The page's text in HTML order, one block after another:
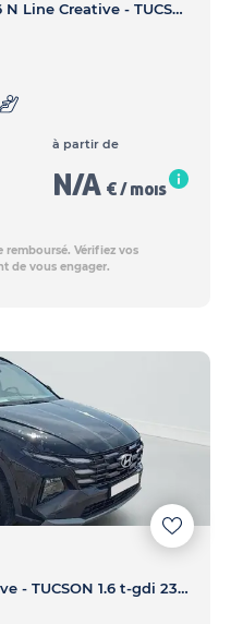
1.6 T-GDI 239 Hybrid BVA6 N Line Creative - TUCSON 1.6 T-GDI 239 Hybrid BVA6 N Line Creative
à partir de
N/A € / mois
Vérifiez vos
de vous engager.
1.6 t-gdi 239 hybrid intuitive - TUCSON 1.6 t-gdi 239 hybrid intuitive